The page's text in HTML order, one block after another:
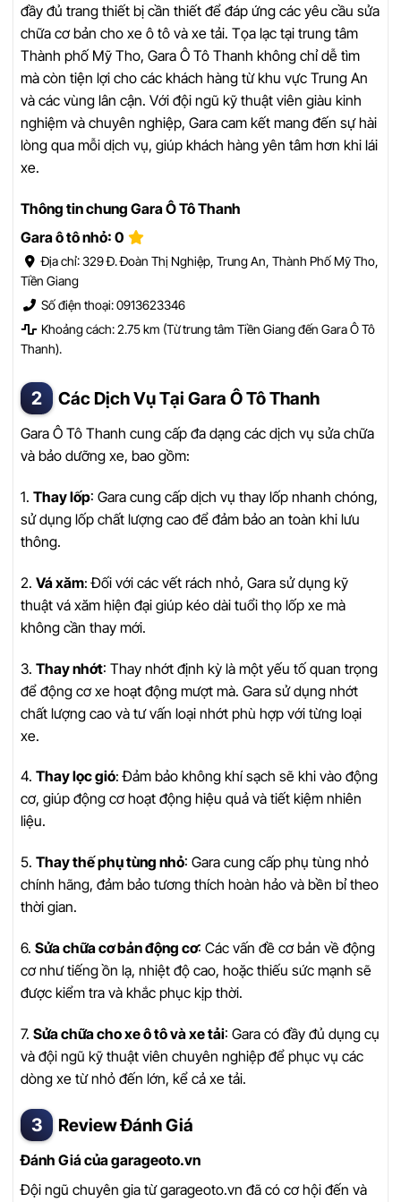
đầy đủ trang thiết bị cần thiết để đáp ứng các yêu cầu sửa
chữa cơ bản cho xe ô tô và xe tải. Tọa lạc tại trung tâm
Thành phố Mỹ Tho, Gara Ô Tô Thanh không chỉ dễ tìm
mà còn tiện lợi cho các khách hàng từ khu vực Trung An
và các vùng lân cận. Với đội ngũ kỹ thuật viên giàu kinh
nghiệm và chuyên nghiệp, Gara cam kết mang đến sự hài
lòng qua mỗi dịch vụ, giúp khách hàng yên tâm hơn khi lái
xe.
Thông tin chung Gara Ô Tô Thanh
Gara ô tô nhỏ: 0
Địa chỉ: 329 Đ. Đoàn Thị Nghiệp, Trung An, Thành Phố Mỹ Tho,
Tiền Giang
Số điện thoại: 0913623346
Khoảng cách: 2.75 km (Từ trung tâm Tiền Giang đến Gara Ô Tô
Thanh).
Các Dịch Vụ Tại Gara Ô Tô Thanh
Gara Ô Tô Thanh cung cấp đa dạng các dịch vụ sửa chữa
và bảo dưỡng xe, bao gồm:
1. Thay lốp: Gara cung cấp dịch vụ thay lốp nhanh chóng,
sử dụng lốp chất lượng cao để đảm bảo an toàn khi lưu
thông.
2. Vá xăm: Đối với các vết rách nhỏ, Gara sử dụng kỹ
thuật vá xăm hiện đại giúp kéo dài tuổi thọ lốp xe mà
không cần thay mới.
3. Thay nhớt: Thay nhớt định kỳ là một yếu tố quan trọng
để động cơ xe hoạt động mượt mà. Gara sử dụng nhớt
chất lượng cao và tư vấn loại nhớt phù hợp với từng loại
xe.
4. Thay lọc gió: Đảm bảo không khí sạch sẽ khi vào động
cơ, giúp động cơ hoạt động hiệu quả và tiết kiệm nhiên
liệu.
5. Thay thế phụ tùng nhỏ: Gara cung cấp phụ tùng nhỏ
chính hãng, đảm bảo tương thích hoàn hảo và bền bỉ theo
thời gian.
6. Sửa chữa cơ bản động cơ: Các vấn đề cơ bản về động
cơ như tiếng ồn lạ, nhiệt độ cao, hoặc thiếu sức mạnh sẽ
được kiểm tra và khắc phục kịp thời.
7. Sửa chữa cho xe ô tô và xe tải: Gara có đầy đủ dụng cụ
và đội ngũ kỹ thuật viên chuyên nghiệp để phục vụ các
dòng xe từ nhỏ đến lớn, kể cả xe tải.
Review Đánh Giá
Đánh Giá của garageoto.vn
Đội ngũ chuyên gia từ garageoto.vn đã có cơ hội đến và